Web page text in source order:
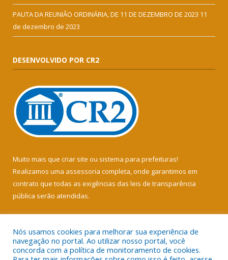
PAUTA DA REUNIÃO ORDINÁRIA, DE 11 DE DEZEMBRO DE 2023 11
de dezembro de 2023
DESENVOLVIDO POR CR2
Muito mais que criar site ou sistema para prefeituras!
Realizamos uma assessoria completa, onde garantimos em
contrato que todas as exigências das leis de transparência
pública serão atendidas.
Nós usamos cookies para melhorar sua experiência de
navegação no portal. Ao utilizar nosso portal, você
concorda com a política de monitoramento de cookies.